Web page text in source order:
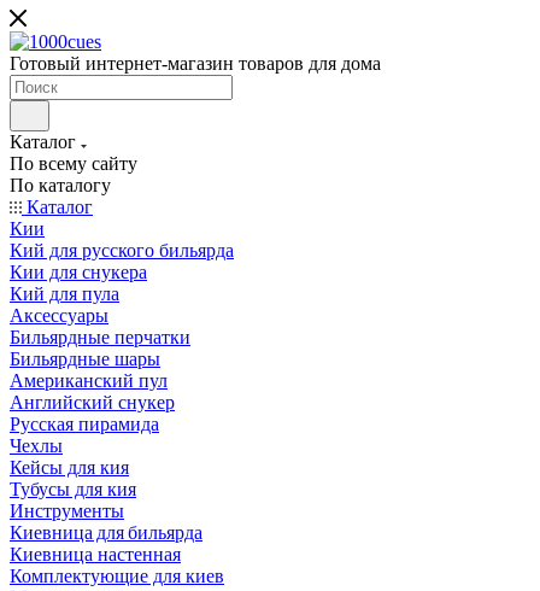
Готовый интернет-магазин товаров для дома
Каталог
По всему сайту
По каталогу
Каталог
Кии
Кий для русского бильярда
Кии для снукера
Кий для пула
Аксессуары
Бильярдные перчатки
Бильярдные шары
Американский пул
Английский снукер
Русская пирамида
Чехлы
Кейсы для кия
Тубусы для кия
Инструменты
Киевница для бильярда
Киевница настенная
Комплектующие для киев